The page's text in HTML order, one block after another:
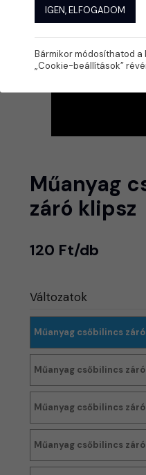
Műanyag
záró klipsz
120 Ft/db
Változatok
Műanyag csőbilincs
Műanyag csőbilincs
Műanyag csőbilincs
Műanyag csőbilincs
IGEN, ELFOGADOM
Bármikor módosíthatod
„Cookie-beállítások”